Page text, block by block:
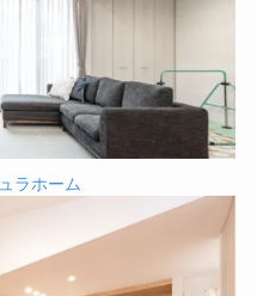
ラホーム